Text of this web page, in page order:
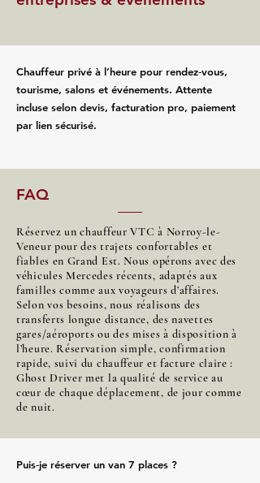
Chauffeur privé à l’heure pour rendez‑vous,
tourisme, salons et événements. Attente
incluse selon devis, facturation pro, paiement
par lien sécurisé.
FAQ
Réservez un chauffeur VTC à Norroy-le-
Veneur pour des trajets confortables et
fiables en Grand Est. Nous opérons avec des
véhicules Mercedes récents, adaptés aux
familles comme aux voyageurs d’affaires.
Selon vos besoins, nous réalisons des
transferts longue distance, des navettes
gares/aéroports ou des mises à disposition à
l’heure. Réservation simple, confirmation
rapide, suivi du chauffeur et facture claire :
Ghost Driver met la qualité de service au
cœur de chaque déplacement, de jour comme
de nuit.
Puis‑je réserver un van 7 places ?